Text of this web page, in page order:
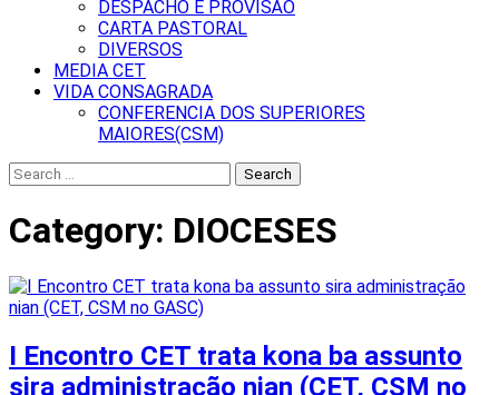
DESPACHO E PROVISÃO
CARTA PASTORAL
DIVERSOS
MEDIA CET
VIDA CONSAGRADA
CONFERENCIA DOS SUPERIORES
MAIORES(CSM)
Search
for:
Category: DIOCESES
I Encontro CET trata kona ba assunto
sira administração nian (CET, CSM no